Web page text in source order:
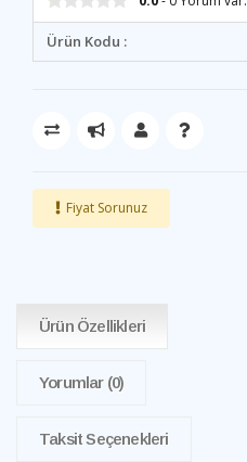
Ürün Kodu :
Fiyat Sorunuz
Ürün Özellikleri
Yorumlar (0)
Taksit Seçenekleri